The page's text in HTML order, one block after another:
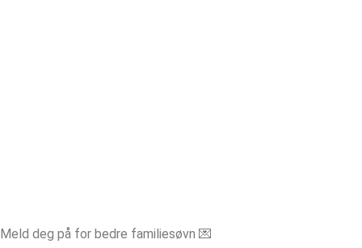
Meld deg på for bedre familiesøvn 💌